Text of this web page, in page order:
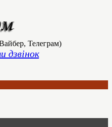
Телеграм)
дзвінок